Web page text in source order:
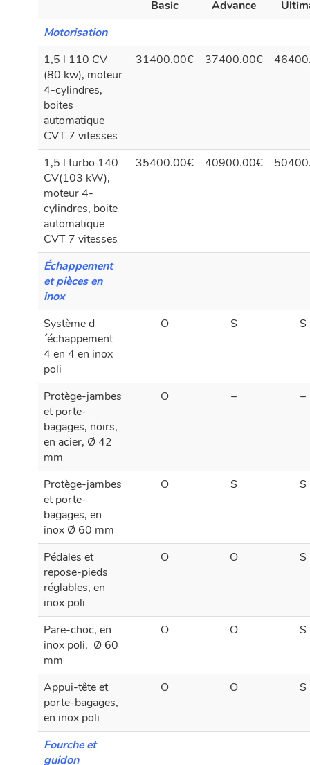
Basic Advance
Motorisation
1,5 l 110 CV
(80 kw), moteur
4-cylindres,
boites
automatique
CVT 7 vitesses
31400.00€ 37400.00€
1,5 l turbo 140
CV(103 kW),
moteur 4-
cylindres, boite
automatique
CVT 7 vitesses
35400.00€ 40900.00€
Échappement
et pièces en
inox
Système d
´échappement
4 en 4 en inox
poli
O S S
Protège-jambes
et porte-
bagages, noirs,
en acier, Ø 42
mm
O – –
Protège-jambes
et porte-
bagages, en
inox Ø 60 mm
O S S
Pédales et
repose-pieds
réglables, en
inox poli
O O S
Pare-choc, en
inox poli, Ø 60
mm
O O S
Appui-tête et
porte-bagages,
en inox poli
O O S
Fourche et